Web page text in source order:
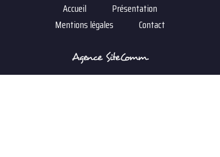
Accueil
Présentation
Mentions légales
Contact